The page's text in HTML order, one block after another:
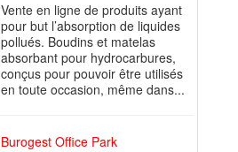
Vente en ligne de produits ayant
pour but l’absorption de liquides
pollués. Boudins et matelas
absorbant pour hydrocarbures,
conçus pour pouvoir être utilisés
en toute occasion, même dans...
Burogest Office Park